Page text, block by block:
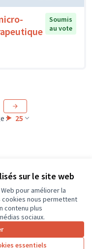
sur le site web
pour améliorer la
cookies nous permettent
contenu plus
sociaux.
essentiels
Soumis
au vote
: 25